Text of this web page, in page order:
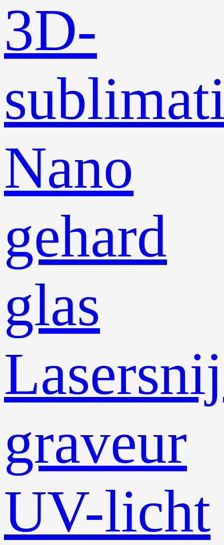
3D-
Nano
gehard
glas
graveur
UV-licht